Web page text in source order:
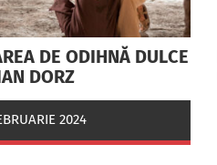
DE ODIHNĂ DULCE
DORZ
2024